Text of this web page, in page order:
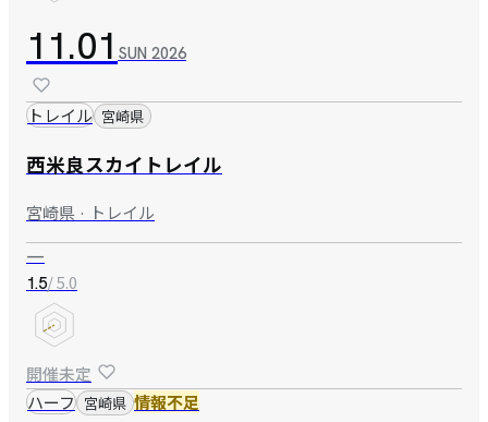
11.01 SUN 2026
トレイル 宮崎県
西米良スカイトレイル
宮崎県 · トレイル
—
1.5/ 5.0
開催未定
ハーフ 宮崎県 情報不足